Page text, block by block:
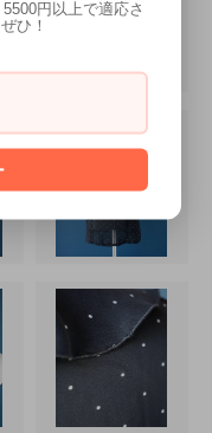
円以上で適応さ
ひ！